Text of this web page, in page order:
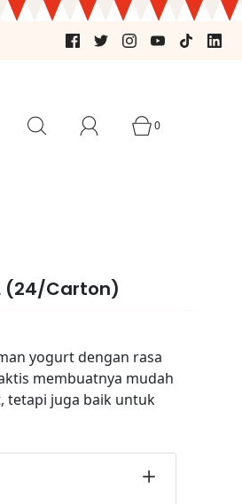
0
(24/Carton)
yogurt dengan rasa
membuatnya mudah
tetapi juga baik untuk